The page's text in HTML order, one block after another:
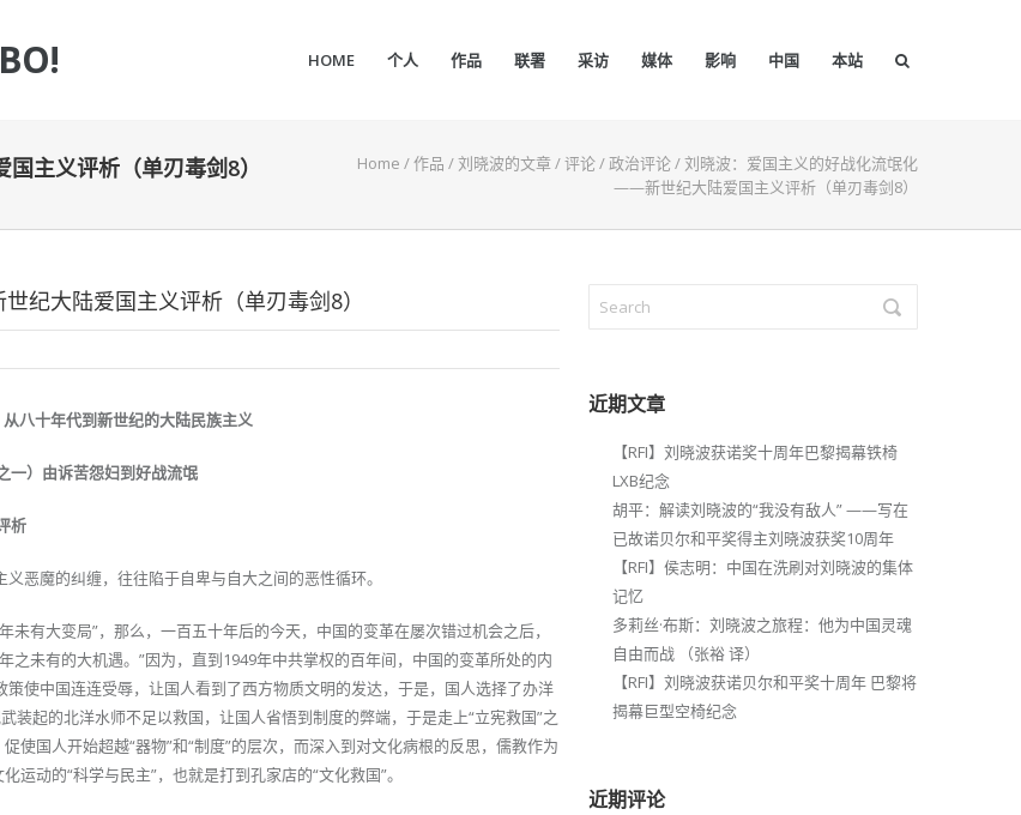
HOME 个人 作品 联署 采访 媒体 影响 中国 本站
主义评析（单刃毒剑8） Home /作品 /刘晓波的文章/评论/政治评论/刘晓波：爱国主义的好战化流氓化
——新世纪大陆爱国主义评析（单刃毒剑8）
大陆爱国主义评析（单刃毒剑8）
八十年代到新世纪的大陆民族主义
之一）由诉苦怨妇到好战流氓
析
恶魔的纠缠，往往陷于自卑与自大之间的恶性循环。
有大变局”，那么，一百五十年后的今天，中国的变革在屡次错过机会之后，
之未有的大机遇。”因为，直到1949年中共掌权的百年间，中国的变革所处的内
使中国连连受辱，让国人看到了西方物质文明的发达，于是，国人选择了办洋
装起的北洋水师不足以救国，让国人省悟到制度的弊端，于是走上“立宪救国”之
使国人开始超越“器物”和“制度”的层次，而深入到对文化病根的反思，儒教作为
运动的“科学与民主”，也就是打到孔家店的“文化救国”。
近期文章
【RFI】刘晓波获诺奖十周年巴黎揭幕铁椅
LXB纪念
胡平：解读刘晓波的“我没有敌人” ——写在
已故诺贝尔和平奖得主刘晓波获奖10周年
【RFI】侯志明：中国在洗刷对刘晓波的集体
记忆
多莉丝·布斯：刘晓波之旅程：他为中国灵魂
自由而战 （张裕 译）
【RFI】刘晓波获诺贝尔和平奖十周年 巴黎将
揭幕巨型空椅纪念
近期评论